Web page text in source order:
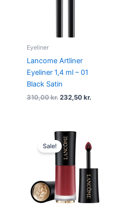
Eyeliner
Lancome Artliner
Eyeliner 1,4 ml – 01
Black Satin
310,00kr. 232,50kr.
Sale!
Original
price
was:
260,00 kr..
price
is: